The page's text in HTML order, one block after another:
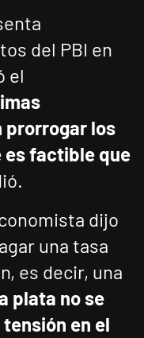
del PBI en
el
prorrogar los
es factible que
dijo
una tasa
es decir, una
plata no se
en el